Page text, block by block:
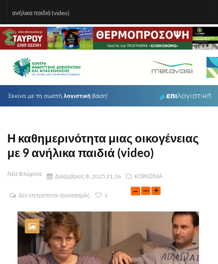
ανήλικα παιδιά (video)
Η καθημερινότητα μιας οικογένειας
με 9 ανήλικα παιδιά (video)
Νέα Φλώρινα Δεκέμβριος 8, 2025 21:26 ΚΟΙΝΩΝΙΑ
Δεν επιτρέπεται σχολιασμός 1